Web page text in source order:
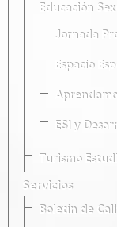
Educación
Jornada
Espacio
ESI y
Turismo
Servicios
Boletín de